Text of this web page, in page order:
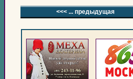
<<< ... предыдущая